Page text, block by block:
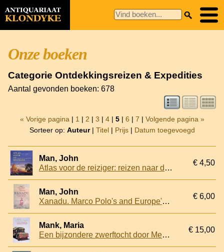
Onze boeken
Categorie Ontdekkingsreizen & Expedities
Aantal gevonden boeken: 678
« Vorige pagina | 1 | 2 | 3 | 4| 5| 6 | 7 | Volgende pagina »
Sorteer op: Auteur| Titel| Prijs| Datum toegevoegd
Man, John
Atlas voor de reiziger: reizen naar de mooiste plekken op aarde
€ 4,50
Man, John
Xanadu. Marco Polo's and Europe's discovery of the East
€ 6,00
Mank, Maria
Een bijzondere zwerftocht door Mexico en verder
€ 15,00